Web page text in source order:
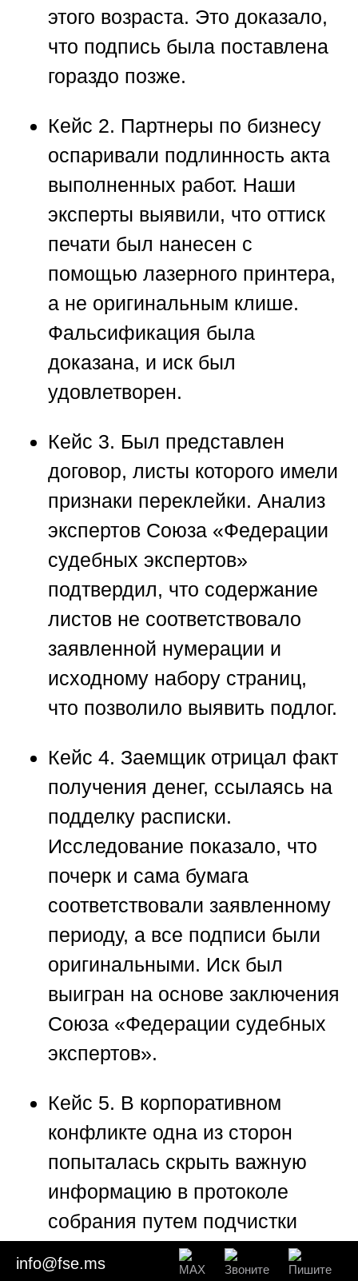
этого возраста. Это доказало,
что подпись была поставлена
гораздо позже.
Кейс 2. Партнеры по бизнесу
оспаривали подлинность акта
выполненных работ. Наши
эксперты выявили, что оттиск
печати был нанесен с
помощью лазерного принтера,
а не оригинальным клише.
Фальсификация была
доказана, и иск был
удовлетворен.
Кейс 3. Был представлен
договор, листы которого имели
признаки переклейки. Анализ
экспертов Союза «Федерации
судебных экспертов»
подтвердил, что содержание
листов не соответствовало
заявленной нумерации и
исходному набору страниц,
что позволило выявить подлог.
Кейс 4. Заемщик отрицал факт
получения денег, ссылаясь на
подделку расписки.
Исследование показало, что
почерк и сама бумага
соответствовали заявленному
периоду, а все подписи были
оригинальными. Иск был
выигран на основе заключения
Союза «Федерации судебных
экспертов».
Кейс 5. В корпоративном
конфликте одна из сторон
попыталась скрыть важную
информацию в протоколе
собрания путем подчистки
текста. Микроскопический
info@fse.ms